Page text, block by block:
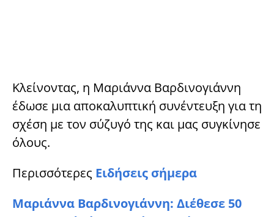
Κλείνοντας, η Μαριάννα Βαρδινογιάννη
έδωσε μια αποκαλυπτική συνέντευξη για τη
σχέση με τον σύζυγό της και μας συγκίνησε
όλους.
Περισσότερες Ειδήσεις σήμερα
Μαριάννα Βαρδινογιάννη: Διέθεσε 50